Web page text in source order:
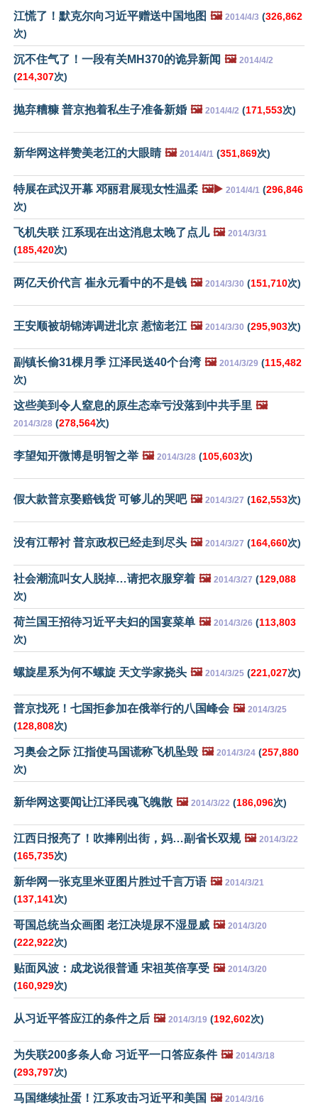
江慌了！默克尔向习近平赠送中国地图 🖼️ 2014/4/3 (326,862
次)
沉不住气了！一段有关MH370的诡异新闻 🖼️ 2014/4/2
(214,307次)
抛弃糟糠 普京抱着私生子准备新婚 🖼️ 2014/4/2 (171,553次)
新华网这样赞美老江的大眼睛 🖼️ 2014/4/1 (351,869次)
特展在武汉开幕 邓丽君展现女性温柔 🖼️▶️ 2014/4/1 (296,846
次)
飞机失联 江系现在出这消息太晚了点儿 🖼️ 2014/3/31
(185,420次)
两亿天价代言 崔永元看中的不是钱 🖼️ 2014/3/30 (151,710次)
王安顺被胡锦涛调进北京 惹恼老江 🖼️ 2014/3/30 (295,903次)
副镇长偷31棵月季 江泽民送40个台湾 🖼️ 2014/3/29 (115,482
次)
这些美到令人窒息的原生态幸亏没落到中共手里 🖼️
2014/3/28 (278,564次)
李望知开微博是明智之举 🖼️ 2014/3/28 (105,603次)
假大款普京娶赔钱货 可够儿的哭吧 🖼️ 2014/3/27 (162,553次)
没有江帮衬 普京政权已经走到尽头 🖼️ 2014/3/27 (164,660次)
社会潮流叫女人脱掉…请把衣服穿着 🖼️ 2014/3/27 (129,088
次)
荷兰国王招待习近平夫妇的国宴菜单 🖼️ 2014/3/26 (113,803
次)
螺旋星系为何不螺旋 天文学家挠头 🖼️ 2014/3/25 (221,027次)
普京找死！七国拒参加在俄举行的八国峰会 🖼️ 2014/3/25
(128,808次)
习奥会之际 江指使马国谎称飞机坠毁 🖼️ 2014/3/24 (257,880
次)
新华网这要闻让江泽民魂飞魄散 🖼️ 2014/3/22 (186,096次)
江西日报亮了！吹捧刚出街，妈…副省长双规 🖼️ 2014/3/22
(165,735次)
新华网一张克里米亚图片胜过千言万语 🖼️ 2014/3/21
(137,141次)
哥国总统当众画图 老江决堤尿不湿显威 🖼️ 2014/3/20
(222,922次)
贴面风波：成龙说很普通 宋祖英倍享受 🖼️ 2014/3/20
(160,929次)
从习近平答应江的条件之后 🖼️ 2014/3/19 (192,602次)
为失联200多条人命 习近平一口答应条件 🖼️ 2014/3/18
(293,797次)
马国继续扯蛋！江系攻击习近平和美国 🖼️ 2014/3/16